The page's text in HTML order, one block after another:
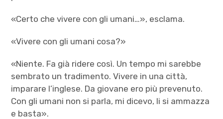
«Certo che vivere con gli umani…», esclama.
«Vivere con gli umani cosa?»
«Niente. Fa già ridere così. Un tempo mi sarebbe
sembrato un tradimento. Vivere in una città,
imparare l’inglese. Da giovane ero più prevenuto.
Con gli umani non si parla, mi dicevo, li si ammazza
e basta».